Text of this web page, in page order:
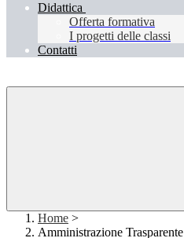
Didattica
Offerta formativa
I progetti delle classi
Contatti
Home >
Amministrazione Trasparente